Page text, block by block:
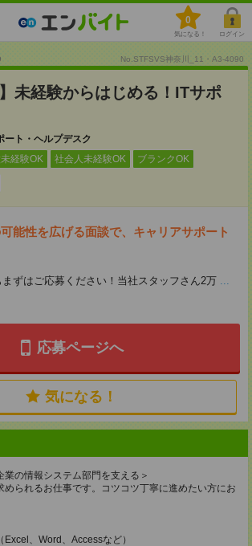
0
気になる！ ログイン
No.STFSVS神奈川_11・A3-4090
未経験からはじめる！ITサポ
ート・ヘルプデスク
経験OK 社会人未経験OK ブランクOK
能性を広げる面談で、キャリアサポート
まずはご応募ください！当社スタッフさん2万 ...
応募ページへ
気になる！
業の情報システム部門を支える＞
められるお仕事です。コツコツ丁寧に進めたい方にお
Excel、Word、Accessなど）